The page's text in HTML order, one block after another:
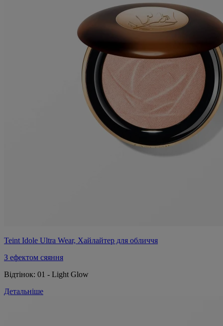
Teint Idole Ultra Wear, Хайлайтер для обличчя
З ефектом сяяння
Відтінок: 01 - Light Glow
Детальніше